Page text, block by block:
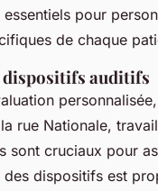
pour
de chaque
dispositifs auditifs
rue Nationale,
sont cruciaux pour
dispositifs est